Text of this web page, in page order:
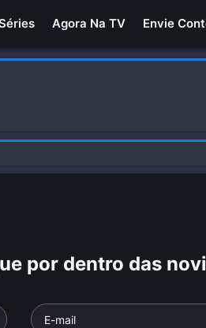
Agora Na TV Envie
por dentro das